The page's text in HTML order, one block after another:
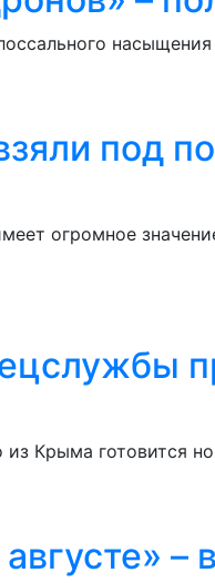
под
огромное
Крыма готовится